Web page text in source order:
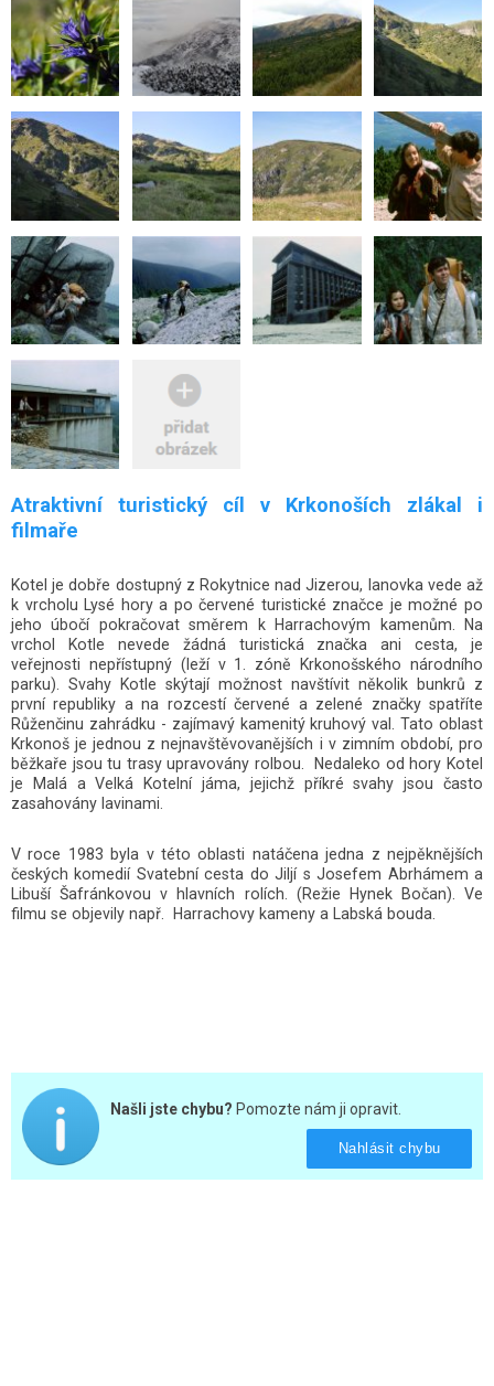
Atraktivní turistický cíl v Krkonoších zlákal i
filmaře
Kotel je dobře dostupný z Rokytnice nad Jizerou, lanovka vede až
k vrcholu Lysé hory a po červené turistické značce je možné po
jeho úbočí pokračovat směrem k Harrachovým kamenům. Na
vrchol Kotle nevede žádná turistická značka ani cesta, je
veřejnosti nepřístupný (leží v 1. zóně Krkonošského národního
parku). Svahy Kotle skýtají možnost navštívit několik bunkrů z
první republiky a na rozcestí červené a zelené značky spatříte
Růženčinu zahrádku - zajímavý kamenitý kruhový val. Tato oblast
Krkonoš je jednou z nejnavštěvovanějších i v zimním období, pro
běžkaře jsou tu trasy upravovány rolbou. Nedaleko od hory Kotel
je Malá a Velká Kotelní jáma, jejichž příkré svahy jsou často
zasahovány lavinami.
V roce 1983 byla v této oblasti natáčena jedna z nejpěknějších
českých komedií Svatební cesta do Jiljí s Josefem Abrhámem a
Libuší Šafránkovou v hlavních rolích. (Režie Hynek Bočan). Ve
filmu se objevily např. Harrachovy kameny a Labská bouda.
Našli jste chybu? Pomozte nám ji opravit.
Nahlásit chybu